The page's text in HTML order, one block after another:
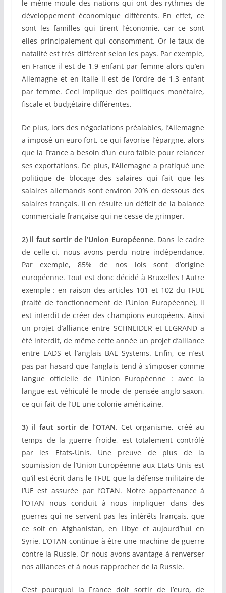
le même moule des nations qui ont des rythmes de
développement économique différents. En effet, ce
sont les familles qui tirent l‘économie, car ce sont
elles principalement qui consomment. Or le taux de
natalité est très différent selon les pays. Par exemple,
en France il est de 1,9 enfant par femme alors qu’en
Allemagne et en Italie il est de l’ordre de 1,3 enfant
par femme. Ceci implique des politiques monétaire,
fiscale et budgétaire différentes.
De plus, lors des négociations préalables, l’Allemagne
a imposé un euro fort, ce qui favorise l’épargne, alors
que la France a besoin d’un euro faible pour relancer
ses exportations. De plus, l’Allemagne a pratiqué une
politique de blocage des salaires qui fait que les
salaires allemands sont environ 20% en dessous des
salaires français. Il en résulte un déficit de la balance
commerciale française qui ne cesse de grimper.
2) il faut sortir de l’Union Européenne. Dans le cadre
de celle-ci, nous avons perdu notre indépendance.
Par exemple, 85% de nos lois sont d’origine
européenne. Tout est donc décidé à Bruxelles ! Autre
exemple : en raison des articles 101 et 102 du TFUE
(traité de fonctionnement de l’Union Européenne), il
est interdit de créer des champions européens. Ainsi
un projet d’alliance entre SCHNEIDER et LEGRAND a
été interdit, de même cette année un projet d’alliance
entre EADS et l’anglais BAE Systems. Enfin, ce n’est
pas par hasard que l’anglais tend à s’imposer comme
langue officielle de l’Union Européenne : avec la
langue est véhiculé le mode de pensée anglo-saxon,
ce qui fait de l’UE une colonie américaine.
3) il faut sortir de l’OTAN. Cet organisme, créé au
temps de la guerre froide, est totalement contrôlé
par les Etats-Unis. Une preuve de plus de la
soumission de l’Union Européenne aux Etats-Unis est
qu’il est écrit dans le TFUE que la défense militaire de
l’UE est assurée par l’OTAN. Notre appartenance à
l’OTAN nous conduit à nous impliquer dans des
guerres qui ne servent pas les intérêts français, que
ce soit en Afghanistan, en Libye et aujourd’hui en
Syrie. L’OTAN continue à être une machine de guerre
contre la Russie. Or nous avons avantage à renverser
nos alliances et à nous rapprocher de la Russie.
C’est pourquoi la France doit sortir de l’euro, de